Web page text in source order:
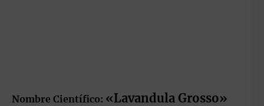
Nombre Científico: «Lavandula Grosso»